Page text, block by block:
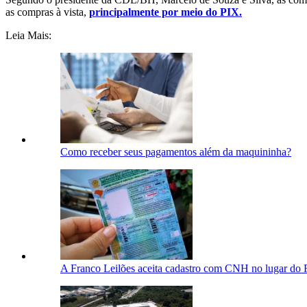
as compras à vista, principalmente por meio do PIX.
Leia Mais:
Como receber seus pagamentos além da maquininha?
A Franco Leilões aceita cadastro com CNH no lugar do